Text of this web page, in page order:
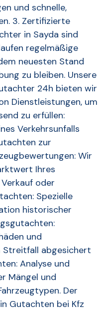
und schnelle,
3. Zertifizierte
in Sayda sind
regelmäßige
neuesten Stand
zu bleiben. Unsere
24h bieten wir
Dienstleistungen, um
zu erfüllen:
Verkehrsunfalls
zur
Wir
Ihres
oder
Spezielle
historischer
und
Streitfall abgesichert
Analyse und
Mängel und
Der
Gutachten bei Kfz